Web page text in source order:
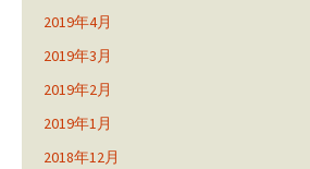
2019年4月
2019年3月
2019年2月
2019年1月
2018年12月